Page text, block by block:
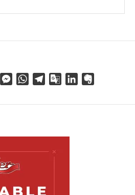
FacebookMessengerWhatsAppTelegramGoogleLinkedIn